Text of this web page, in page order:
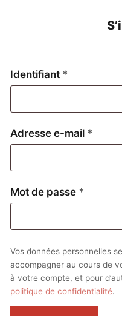
Identifiant *
Adresse e-mail *
Mot de passe *
Vos données personnelles
accompagner au cours de
à votre compte, et pour
politique de confidentialité.